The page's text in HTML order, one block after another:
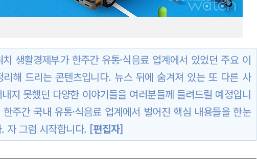
생활경제부가 한주간 유통·식음료 업계에서 있었던 주요 이
해 드리는 콘텐츠입니다. 뉴스 뒤에 숨겨져 있는 또 다른 사
지 못했던 다양한 이야기들을 여러분들께 들려드릴 예정입니
주간 국내 유통·식음료 업계에서 벌어진 핵심 내용들을 한눈
자 그럼 시작합니다. [편집자]